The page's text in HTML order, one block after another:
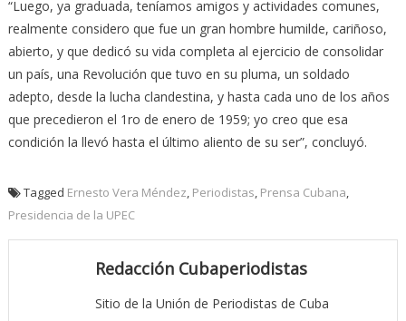
“Luego, ya graduada, teníamos amigos y actividades comunes,
realmente considero que fue un gran hombre humilde, cariñoso,
abierto, y que dedicó su vida completa al ejercicio de consolidar
un país, una Revolución que tuvo en su pluma, un soldado
adepto, desde la lucha clandestina, y hasta cada uno de los años
que precedieron el 1ro de enero de 1959; yo creo que esa
condición la llevó hasta el último aliento de su ser”, concluyó.
Tagged Ernesto Vera Méndez, Periodistas, Prensa Cubana,
Presidencia de la UPEC
Redacción Cubaperiodistas
Sitio de la Unión de Periodistas de Cuba